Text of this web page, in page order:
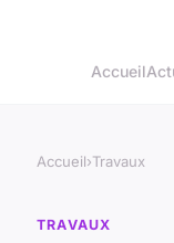
Accueil
Accueil›Travaux
TRAVAUX